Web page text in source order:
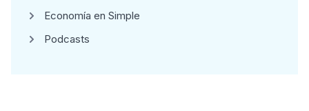
Economía en Simple
Podcasts